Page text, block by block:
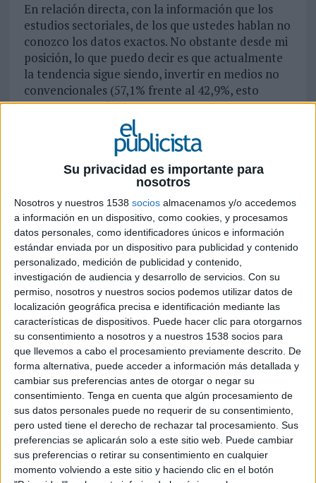
Su privacidad es importante para
nosotros
Nosotros y nuestros 1538 socios almacenamos y/o accedemos
a información en un dispositivo, como cookies, y procesamos
datos personales, como identificadores únicos e información
estándar enviada por un dispositivo para publicidad y contenido
personalizado, medición de publicidad y contenido,
investigación de audiencia y desarrollo de servicios. Con su
permiso, nosotros y nuestros socios podemos utilizar datos de
localización geográfica precisa e identificación mediante las
características de dispositivos. Puede hacer clic para otorgarnos
su consentimiento a nosotros y a nuestros 1538 socios para
que llevemos a cabo el procesamiento previamente descrito. De
forma alternativa, puede acceder a información más detallada y
cambiar sus preferencias antes de otorgar o negar su
consentimiento. Tenga en cuenta que algún procesamiento de
sus datos personales puede no requerir de su consentimiento,
pero usted tiene el derecho de rechazar tal procesamiento. Sus
preferencias se aplicarán solo a este sitio web. Puede cambiar
sus preferencias o retirar su consentimiento en cualquier
momento volviendo a este sitio y haciendo clic en el botón
En relación directa, con la información que los
estudios sectoriales, de los que ustedes hablan no
conozco los datos exactos. No obstante desde mi
posición, lo que puedo decir es que actualmente
la tendencia sigue siendo, invertir en medios no
convencionales (57,1% frente al 42,9%, esto
incluye televisión) como bien hemos podido ver
en el último Estudio de la Inversión Publicitaria
en España 2019 de Infoadex, pero sobre todo en
aquellos canales o acciones más digitales &
sociales (RRSS, influencers, display, mkt móvil…).
Desde mi experiencia, no creo que las inversiones
en publicidad, comunicación comercial, eventos o
RR.PP. se haya estancado, o se vaya a estancar, ya
que cada vez más, las estrategias de los clientes,
se centran en escenarios más integrales que
aúnan más canales (convencionales o no
convencionales) para potenciar el alcance, pero
sobre todo para abarcar más target.
Por tanto y respondiendo la pregunta, este
nuevo escenario se debe principalmente al
crecimiento de nuevas generaciones mucho más
digitales, sociales & tecnológicas que obligan a las
marcas a estar presentes en canales más afines,
no creo que tenga que ver tanto con las
diferentes áreas mencionadas en la publicación,
sino con canales y acciones que se ajustan más a
las necesidades de las nuevas generaciones. Pero
veremos que las inversiones irán variando con los